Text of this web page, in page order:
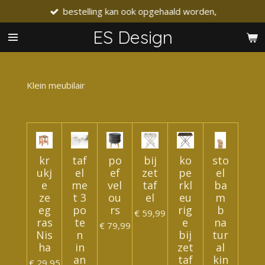
direct
naar
de
ES Design
bestelling kan ook opgehaald worden,
Klein meubilair
kr
ukj
e
ze
eg
ras
Nis
ha
taf
el
me
t 3
po
te
n
in
an
po
ef
vel
ou
rs
€ 79,99
bij
zet
taf
el
€ 59,99
ko
pe
rkl
eu
rig
e
bij
zet
taf
sto
el
ba
m
b
na
tur
al
kin